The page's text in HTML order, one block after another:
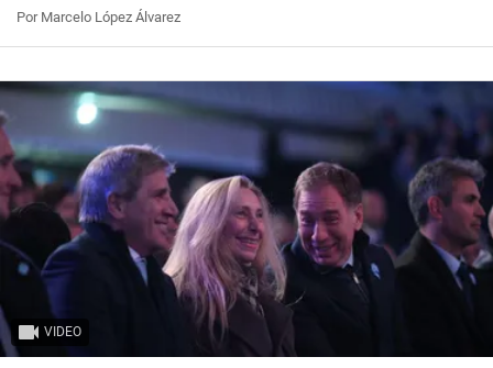
Por Marcelo López Álvarez
VIDEO